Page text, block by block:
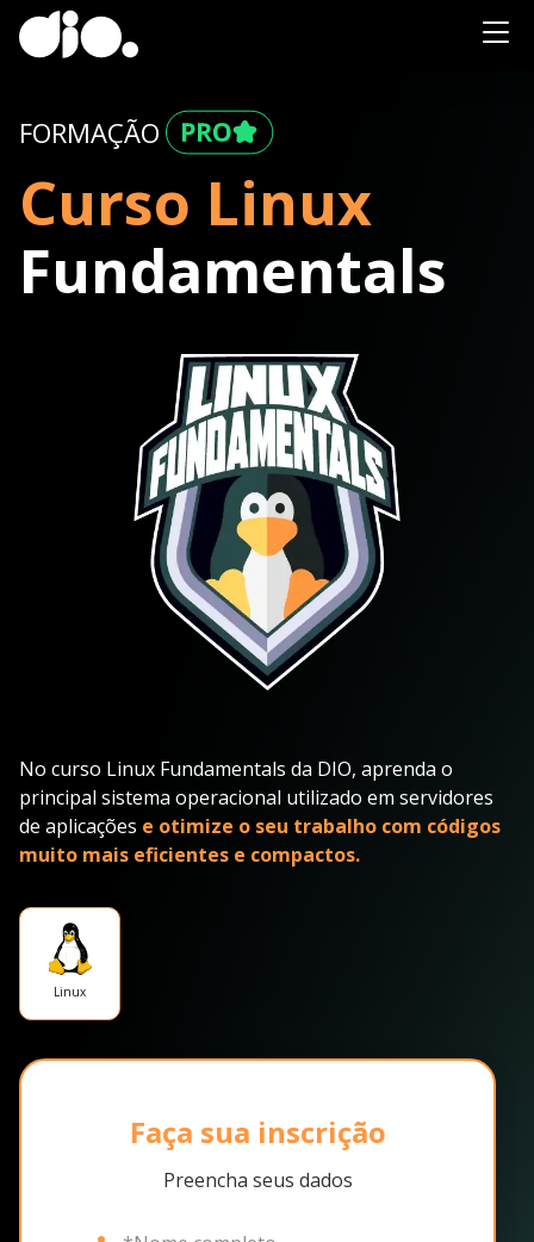
FORMAÇÃO
Curso Linux
Fundamentals
No curso Linux Fundamentals da DIO, aprenda o
principal sistema operacional utilizado em servidores
de aplicações e otimize o seu trabalho com códigos
muito mais eficientes e compactos.
Linux
Faça sua inscrição
Preencha seus dados